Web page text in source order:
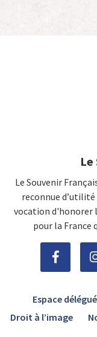
Le
Le Souvenir
reconnue
vocation d'honorer
pour la France
Espace
Droit à l’image